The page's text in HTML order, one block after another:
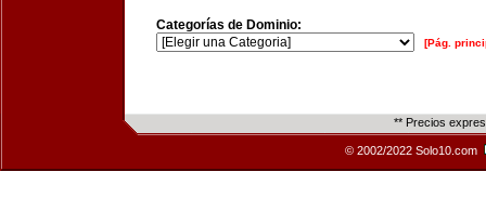
Categorías de Dominio:
[Pág.
** Precios
© 2002/2022 Solo10.com